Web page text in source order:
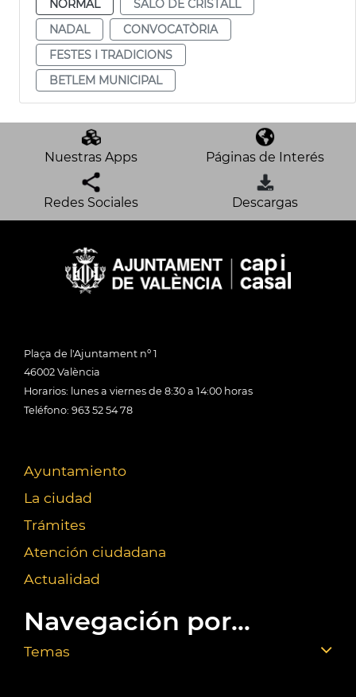
NORMAL
SALÓ DE CRISTALL
NADAL
CONVOCATÒRIA
FESTES I TRADICIONS
BETLEM MUNICIPAL
Nuestras Apps Páginas de Interés
Redes Sociales Descargas
Plaça de l'Ajuntament nº 1
46002 València
Horarios: lunes a viernes de 8:30 a 14:00 horas
Teléfono: 963 52 54 78
Ayuntamiento
La ciudad
Trámites
Atención ciudadana
Actualidad
Navegación por...
Temas